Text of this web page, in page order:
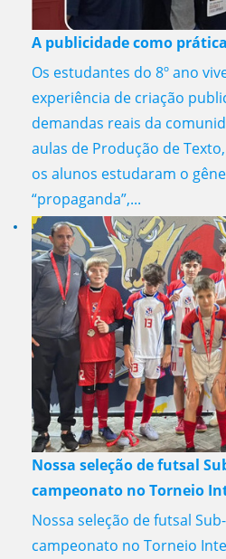
A publicidade como
Os estudantes do 8º ano
experiência de criação
demandas reais da
aulas de Produção de
os alunos estudaram o
“propaganda”,...
Nossa seleção de futsal
campeonato no Torneio
Nossa seleção de futsal
campeonato no Torneio